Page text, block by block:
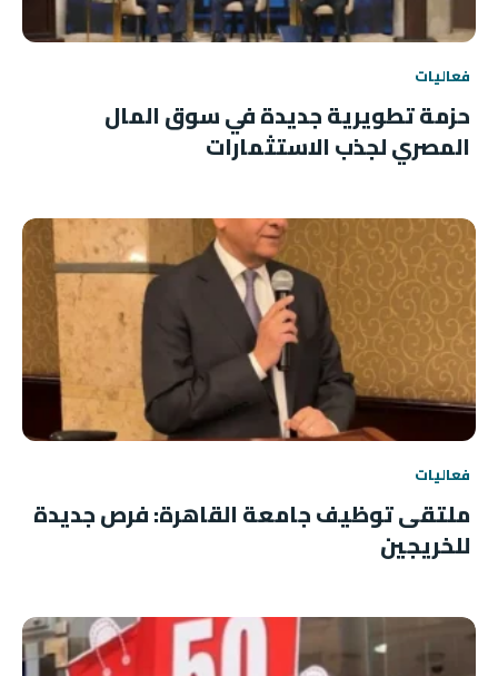
فعاليات
حزمة تطويرية جديدة في سوق المال
المصري لجذب الاستثمارات
فعاليات
ملتقى توظيف جامعة القاهرة: فرص جديدة
للخريجين